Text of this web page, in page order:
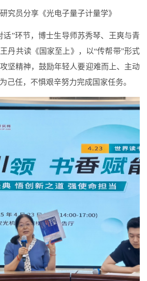
员分享《光电子量子计量学》
”环节，博士生导师苏秀琴、王爽与青
丹共读《国家至上》，以“传帮带”形式
坚精神，鼓励年轻人要迎难而上、主动
己任，不惧艰辛努力完成国家任务。